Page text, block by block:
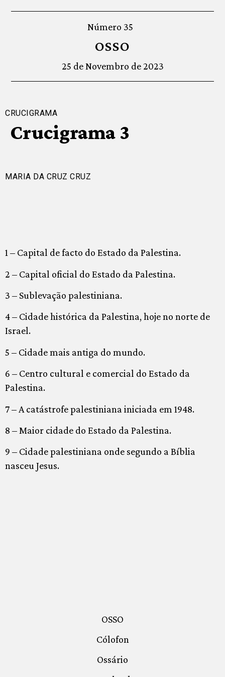
Número 35
OSSO
25 de Novembro de 2023
CRUCIGRAMA
Crucigrama 3
MARIA DA CRUZ CRUZ
1 – Capital de facto do Estado da Palestina.
2 – Capital oficial do Estado da Palestina.
3 – Sublevação palestiniana.
4 – Cidade histórica da Palestina, hoje no norte de
Israel.
5 – Cidade mais antiga do mundo.
6 – Centro cultural e comercial do Estado da
Palestina.
7 – A catástrofe palestiniana iniciada em 1948.
8 – Maior cidade do Estado da Palestina.
9 – Cidade palestiniana onde segundo a Bíblia
nasceu Jesus.
OSSO
Cólofon
Ossário